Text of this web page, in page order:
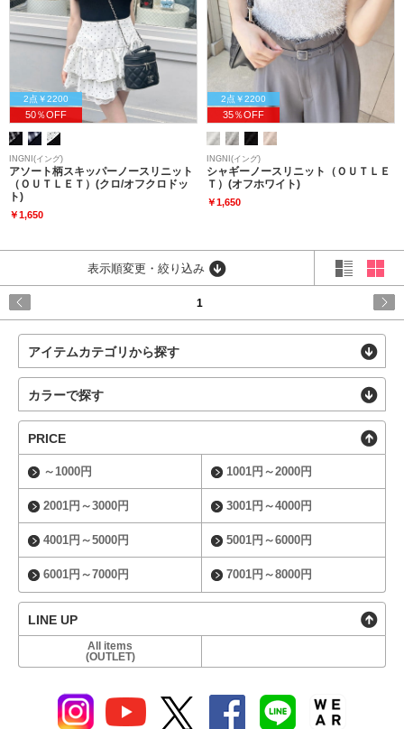
2点￥2200
50％OFF
INGNI(イング)
アソート柄スキッパーノースリニット
（ＯＵＴＬＥＴ）(クロ/オフクロドッ
ト)
￥1,650
2点￥2200
35％OFF
INGNI(イング)
シャギーノースリニット（ＯＵＴＬＥ
Ｔ）(オフホワイト)
￥1,650
表示順変更・絞り込み
1
アイテムカテゴリから探す
カラーで探す
PRICE
～1000円 1001円～2000円
2001円～3000円 3001円～4000円
4001円～5000円 5001円～6000円
6001円～7000円 7001円～8000円
LINE UP
All items
(OUTLET)